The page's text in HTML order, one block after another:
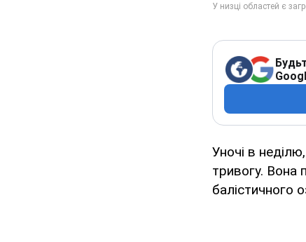
Уночі в
тривогу. Вона
балістичного